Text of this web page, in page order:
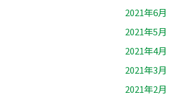
2021年6月
2021年5月
2021年4月
2021年3月
2021年2月